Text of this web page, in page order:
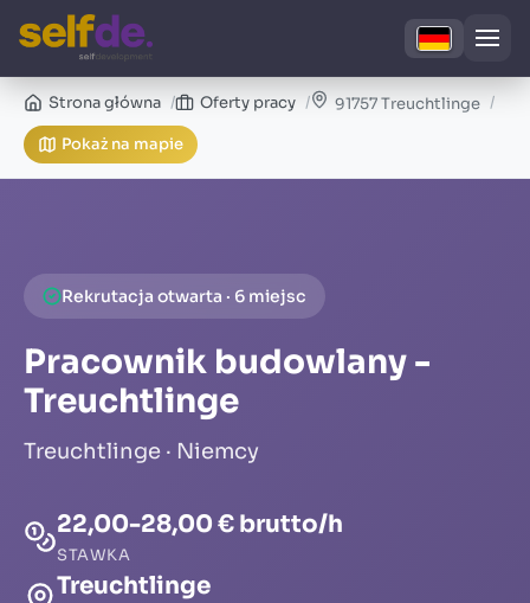
Strona główna Oferty pracy
91757 Treuchtlinge
Pokaż na mapie
Rekrutacja otwarta · 6 miejsc
Pracownik budowlany -
Treuchtlinge
Treuchtlinge · Niemcy
22,00-28,00 € brutto/h
STAWKA
Treuchtlinge